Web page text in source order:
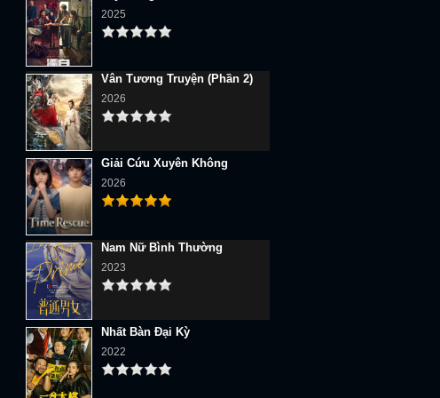
2025
Vân Tương Truyện (Phần 2)
2026
Giải Cứu Xuyên Không
2026
Nam Nữ Bình Thường
2023
Nhất Bàn Đại Kỳ
2022